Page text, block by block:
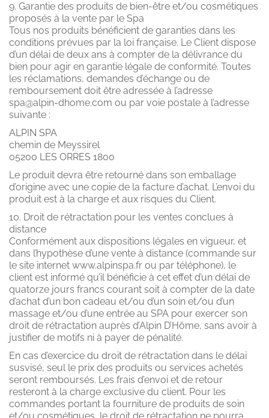
9. Garantie des produits de bien-être et/ou cosmétiques
proposés à la vente par le Spa
Tous nos produits bénéficient de garanties dans les
conditions prévues par la loi française. Le Client dispose
d’un délai de deux ans à compter de la délivrance du
bien pour agir en garantie légale de conformité. Toutes
les réclamations, demandes d’échange ou de
remboursement doit être adressée à l’adresse
spa@alpin-dhome.com ou par voie postale à l’adresse
suivante :
ALPIN SPA
chemin de Meyssirel
05200 LES ORRES 1800
Le produit devra être retourné dans son emballage
d’origine avec une copie de la facture d’achat. L’envoi du
produit est à la charge et aux risques du Client.
10. Droit de rétractation pour les ventes conclues à
distance
Conformément aux dispositions légales en vigueur, et
dans l’hypothèse d’une vente à distance (commande sur
le site internet www.alpinspa.fr ou par téléphone), le
client est informé qu’il bénéficie à cet effet d’un délai de
quatorze jours francs courant soit à compter de la date
d’achat d’un bon cadeau et/ou d’un soin et/ou d’un
massage et/ou d’une entrée au SPA pour exercer son
droit de rétractation auprès d’Alpin D’Hôme, sans avoir à
justifier de motifs ni à payer de pénalité.
En cas d’exercice du droit de rétractation dans le délai
susvisé, seul le prix des produits ou services achetés
seront remboursés. Les frais d’envoi et de retour
resteront à la charge exclusive du client. Pour les
commandes portant la fourniture de produits de soin